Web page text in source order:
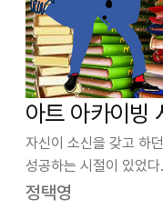
아트 아카이빙
자신이 소신을 갖고 하
성공하는 시절이 있었
등 멀티플레이어가 대세
정택영